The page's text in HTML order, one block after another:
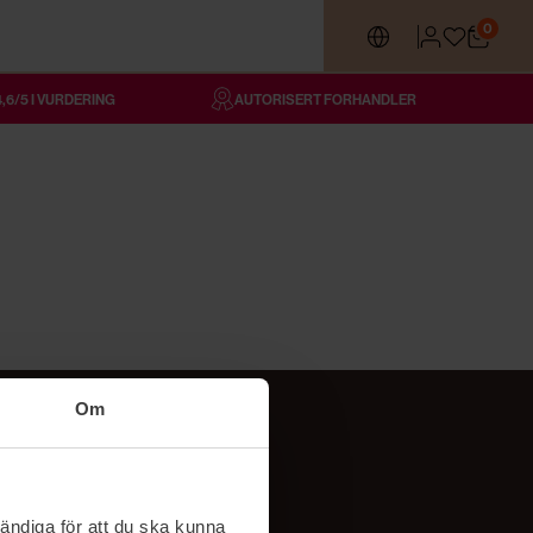
Om
för att du ska kunna
0
5 I VURDERING AUTORISERT FORHANDLER
Følg oss